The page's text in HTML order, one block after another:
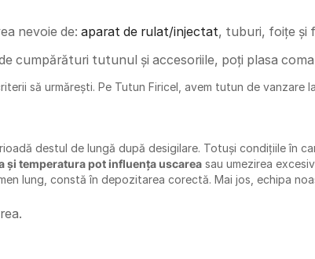
nevoie de: aparat de rulat/injectat, tuburi, foițe și
cumpărături tutunul și accesoriile, poți plasa
să urmărești. Pe Tutun Firicel, avem tutun de vanzare
destul de lungă după desigilare. Totuși condițiile în
și temperatura pot influența uscarea sau umezirea
lung, constă în depozitarea corectă. Mai jos, echipa